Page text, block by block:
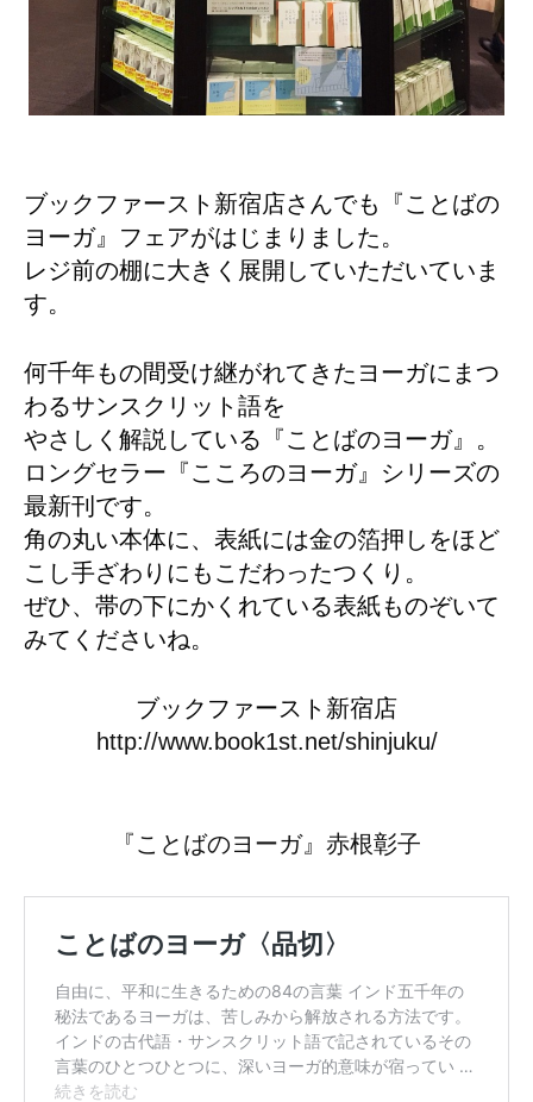
ブックファースト新宿店さんでも『ことばの
ヨーガ』フェアがはじまりました。
レジ前の棚に大きく展開していただいていま
す。
何千年もの間受け継がれてきたヨーガにまつ
わるサンスクリット語を
やさしく解説している『ことばのヨーガ』。
ロングセラー『こころのヨーガ』シリーズの
最新刊です。
角の丸い本体に、表紙には金の箔押しをほど
こし手ざわりにもこだわったつくり。
ぜひ、帯の下にかくれている表紙ものぞいて
みてくださいね。
ブックファースト新宿店
http://www.book1st.net/shinjuku/
『ことばのヨーガ』赤根彰子